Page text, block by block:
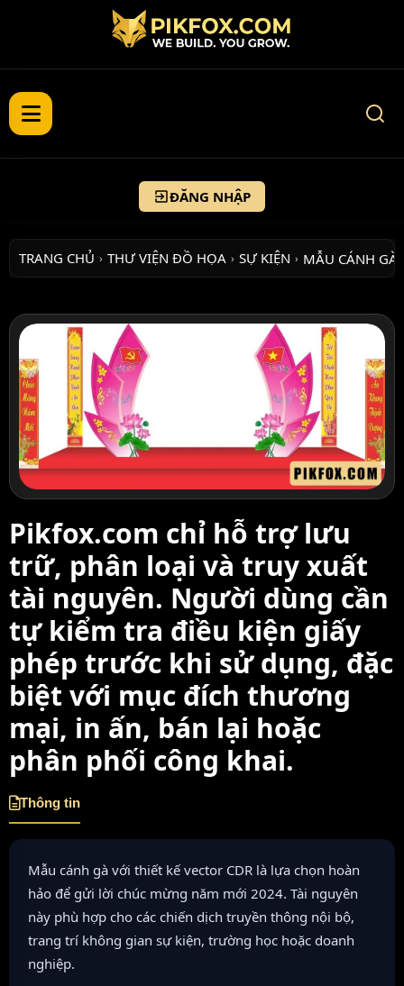
ĐĂNG NHẬP
TRANG CHỦ › THƯ VIỆN ĐỒ HỌA › SỰ KIỆN › MẪU CÁNH GÀ
Pikfox.com chỉ hỗ trợ lưu
trữ, phân loại và truy xuất
tài nguyên. Người dùng cần
tự kiểm tra điều kiện giấy
phép trước khi sử dụng, đặc
biệt với mục đích thương
mại, in ấn, bán lại hoặc
phân phối công khai.
Thông tin
Mẫu cánh gà với thiết kế vector CDR là lựa chọn hoàn
hảo để gửi lời chúc mừng năm mới 2024. Tài nguyên
này phù hợp cho các chiến dịch truyền thông nội bộ,
trang trí không gian sự kiện, trường học hoặc doanh
nghiệp.